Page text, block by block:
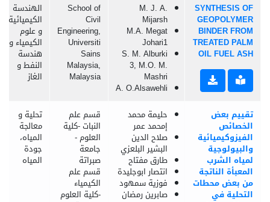
SYNTHESIS OF
GEOPOLYMER
BINDER FROM
TREATED PALM
OIL FUEL ASH
M. J. A.
Mijarsh
M.A. Megat
Johari1
S. M. Alburki
3, M.O. M.
Mashri
A. O.Alsawehli
School of
Civil
Engineering,
Universiti
Sains
Malaysia,
Malaysia
الهندسة
الكيميائية
و علوم
الكيمياء و
هندسة
النفط و
الغاز
تقييم بعض
الخصائص
الفيزوكيميائية
والبيولوجية
لمياه الشرب
المعبأة الناتجة
من بعض محطات
التحلية في
حليمة محمد
إمحمد عمر
صلاح الدين
البشير البلعزي
طارق مفتاح
انتصار ابوجليدة
فوزية سمهود
صابرين رمضان
قسم علم
النبات -كلية
العلوم -
جامعة
صبراتة
قسم علم
الكيمياء
-كلية العلوم
تحلية و
معالجة
المياه،
جودة
المياه